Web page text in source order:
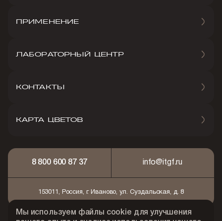
ПРИМЕНЕНИЕ
ЛАБОРАТОРНЫЙ ЦЕНТР
КОНТАКТЫ
КАРТА ЦВЕТОВ
8 800 600 87 37 info@itgf.ru
153011, Россия, г. Иваново, ул. Суздальская, д. 8
Мы используем файлы cookie для улучшения